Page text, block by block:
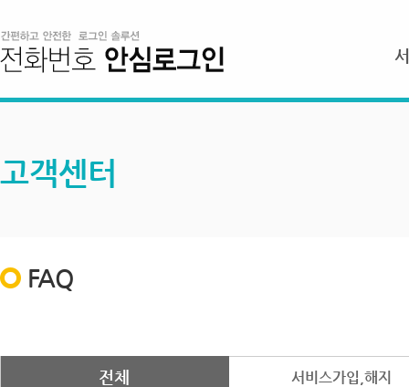
고객센터
FAQ
전체 서비스가입,해지